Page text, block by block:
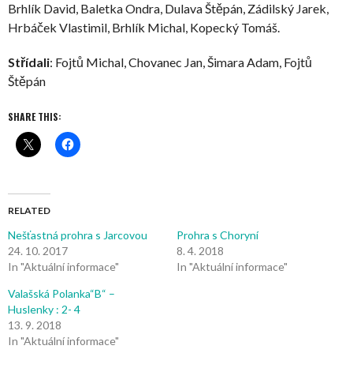
Brhlík David, Baletka Ondra, Dulava Štěpán, Zádilský Jarek,
Hrbáček Vlastimil, Brhlík Michal, Kopecký Tomáš.
Střídali: Fojtů Michal, Chovanec Jan, Šimara Adam, Fojtů
Štěpán
SHARE THIS:
RELATED
Nešťastná prohra s Jarcovou
24. 10. 2017
In "Aktuální informace"
Prohra s Choryní
8. 4. 2018
In "Aktuální informace"
Valašská Polanka“B“ –
Huslenky : 2- 4
13. 9. 2018
In "Aktuální informace"